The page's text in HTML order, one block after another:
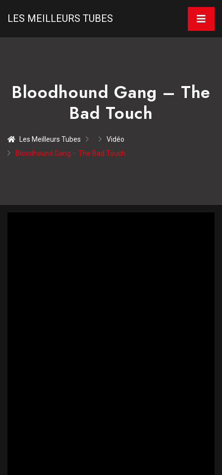
LES MEILLEURS TUBES
Bloodhound Gang – The
Bad Touch
Les Meilleurs Tubes
Vidéo
Bloodhound Gang – The Bad Touch